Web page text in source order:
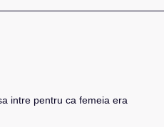
intre pentru ca femeia era